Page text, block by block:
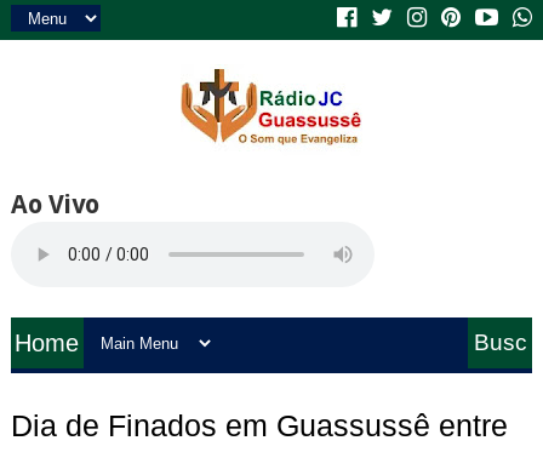
Ao Vivo
Home
Busc
Dia de Finados em Guassussê entre